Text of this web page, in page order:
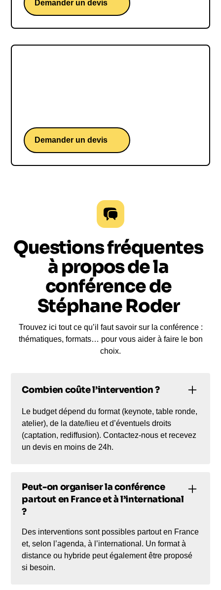
Demander un devis
Demander un devis
Questions fréquentes
à propos de la
conférence de
Stéphane Roder
Trouvez ici tout ce qu’il faut savoir sur la conférence :
thématiques, formats… pour vous aider à faire le bon
choix.
Combien coûte l’intervention ?
Le budget dépend du format (keynote, table ronde,
atelier), de la date/lieu et d’éventuels droits
(captation, rediffusion). Contactez-nous et recevez
un devis en moins de 24h.
Peut-on organiser la conférence
partout en France et à l’international
?
Des interventions sont possibles partout en France
et, selon l’agenda, à l’international. Un format à
distance ou hybride peut également être proposé
si besoin.